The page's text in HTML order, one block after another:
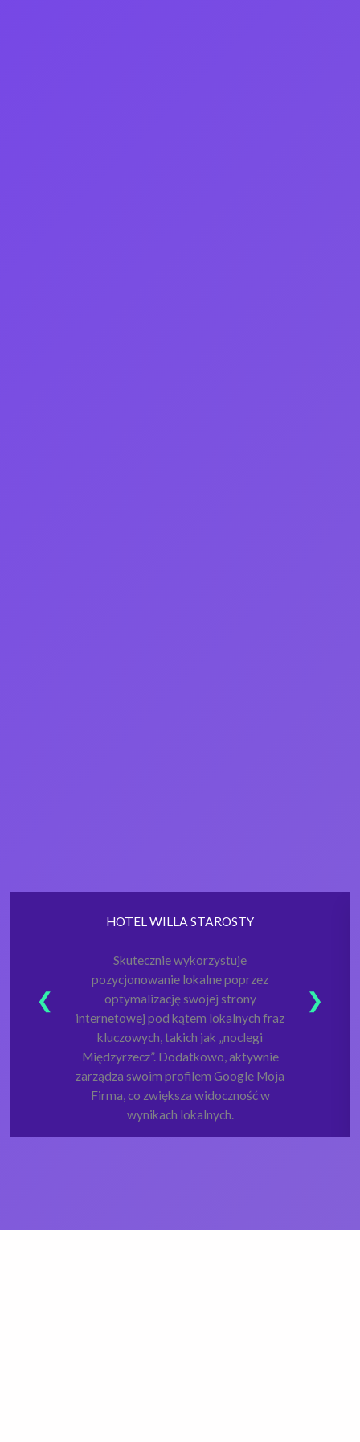
HOTEL WILLA STAROSTY
Skutecznie wykorzystuje
pozycjonowanie lokalne poprzez
optymalizację swojej strony
internetowej pod kątem lokalnych fraz
kluczowych, takich jak „noclegi
Międzyrzecz”. Dodatkowo, aktywnie
zarządza swoim profilem Google Moja
Firma, co zwiększa widoczność w
wynikach lokalnych.